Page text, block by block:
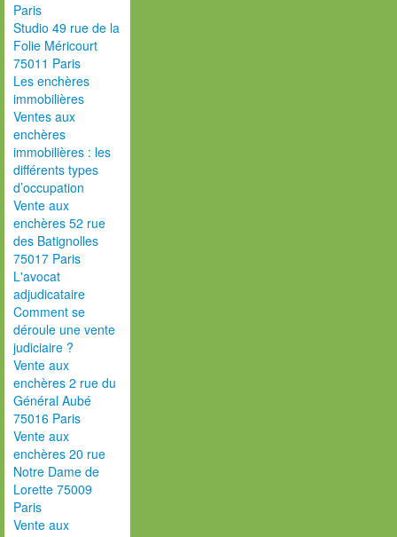
Paris
Studio 49 rue de la
Folie Méricourt
75011 Paris
Les enchères
immobilières
Ventes aux
enchères
immobilières : les
différents types
d’occupation
Vente aux
enchères 52 rue
des Batignolles
75017 Paris
L'avocat
adjudicataire
Comment se
déroule une vente
judiciaire ?
Vente aux
enchères 2 rue du
Général Aubé
75016 Paris
Vente aux
enchères 20 rue
Notre Dame de
Lorette 75009
Paris
Vente aux